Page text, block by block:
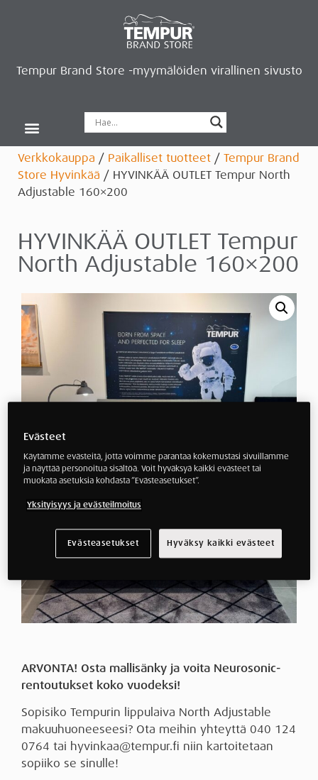
Tempur Brand Store -myymälöiden virallinen sivusto
Verkkokauppa / Paikalliset tuotteet / Tempur Brand
Store Hyvinkää / HYVINKÄÄ OUTLET Tempur North
Adjustable 160×200
HYVINKÄÄ OUTLET Tempur
North Adjustable 160×200
ARVONTA! Osta mallisänky ja voita Neurosonic-
rentoutukset koko vuodeksi!
Sopisiko Tempurin lippulaiva North Adjustable
makuuhuoneeseesi? Ota meihin yhteyttä 040 124
0764 tai hyvinkaa@tempur.fi niin kartoitetaan
sopiiko se sinulle!
Evästeet
Käytämme evästeitä, jotta voimme parantaa kokemustasi sivuillamme
ja näyttää personoitua sisältöä. Voit hyväksyä kaikki evästeet tai
muokata asetuksia kohdasta ”Evästeasetukset”.
Yksityisyys ja evästeilmoitus
Evästeasetukset Hyväksy kaikki evästeet